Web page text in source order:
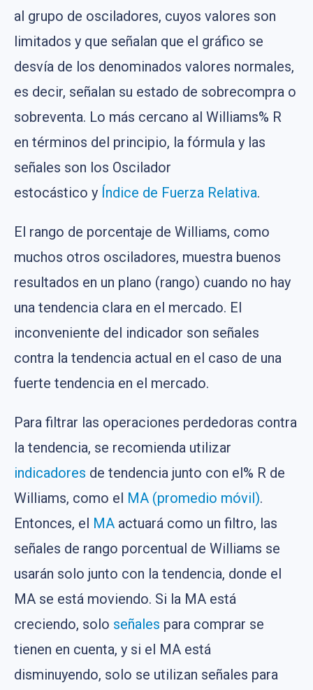
al grupo de osciladores, cuyos valores son
limitados y que señalan que el gráfico se
desvía de los denominados valores normales,
es decir, señalan su estado de sobrecompra o
sobreventa. Lo más cercano al Williams% R
en términos del principio, la fórmula y las
señales son los Oscilador
estocástico y Índice de Fuerza Relativa.
El rango de porcentaje de Williams, como
muchos otros osciladores, muestra buenos
resultados en un plano (rango) cuando no hay
una tendencia clara en el mercado. El
inconveniente del indicador son señales
contra la tendencia actual en el caso de una
fuerte tendencia en el mercado.
Para filtrar las operaciones perdedoras contra
la tendencia, se recomienda utilizar
indicadores de tendencia junto con el% R de
Williams, como el MA (promedio móvil).
Entonces, el MA actuará como un filtro, las
señales de rango porcentual de Williams se
usarán solo junto con la tendencia, donde el
MA se está moviendo. Si la MA está
creciendo, solo señales para comprar se
tienen en cuenta, y si el MA está
disminuyendo, solo se utilizan señales para